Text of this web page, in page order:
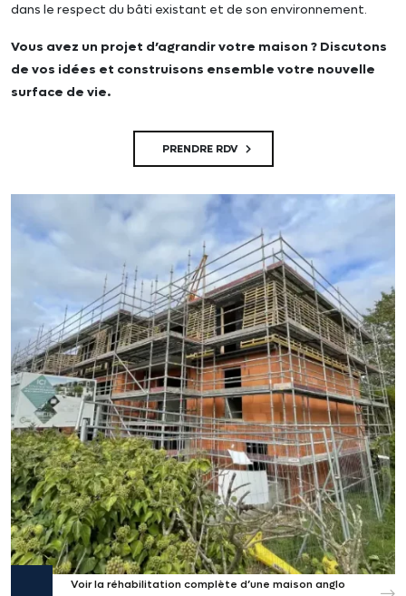
dans le respect du bâti existant et de son environnement.
Vous avez un projet d’agrandir votre maison ? Discutons
de vos idées et construisons ensemble votre nouvelle
surface de vie.
PRENDRE RDV
Voir la réhabilitation complète d’une maison anglo